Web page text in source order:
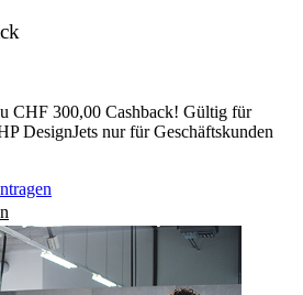
CHF 300,00 Cashback! Gültig für
DesignJets nur für Geschäftskunden